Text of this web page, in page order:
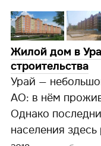
Жилой дом в
строительства
Урай —
АО: в нём
Однако
населения здесь